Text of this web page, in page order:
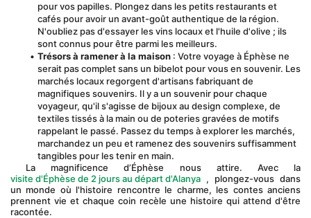
pour vos papilles. Plongez dans les petits restaurants et
cafés pour avoir un avant-goût authentique de la région.
N'oubliez pas d'essayer les vins locaux et l'huile d'olive ; ils
sont connus pour être parmi les meilleurs.
Trésors à ramener à la maison : Votre voyage à Éphèse ne
serait pas complet sans un bibelot pour vous en souvenir. Les
marchés locaux regorgent d'artisans fabriquant de
magnifiques souvenirs. Il y a un souvenir pour chaque
voyageur, qu'il s'agisse de bijoux au design complexe, de
textiles tissés à la main ou de poteries gravées de motifs
rappelant le passé. Passez du temps à explorer les marchés,
marchandez un peu et ramenez des souvenirs suffisamment
tangibles pour les tenir en main.
La magnificence d’Éphèse nous attire. Avec la
visite d'Éphèse de 2 jours au départ d'Alanya , plongez-vous dans
un monde où l'histoire rencontre le charme, les contes anciens
prennent vie et chaque coin recèle une histoire qui attend d'être
racontée.